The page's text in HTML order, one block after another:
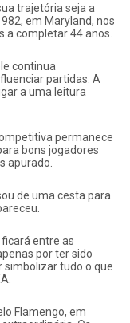
trajetória seja a
em Maryland, nos
a completar 44 anos.
continua
partidas. A
a uma leitura
permanece
bons jogadores
apurado.
de uma cesta para
entre as
por ter sido
simbolizar tudo o que
Flamengo, em